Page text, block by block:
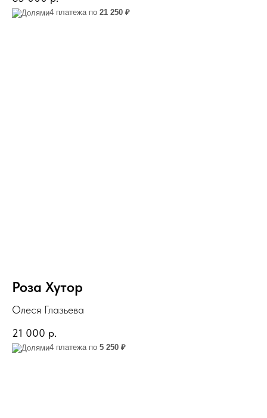
4 платежа по 21 250 ₽
Роза Хутор
Олеся Глазьева
21 000 р.
4 платежа по 5 250 ₽